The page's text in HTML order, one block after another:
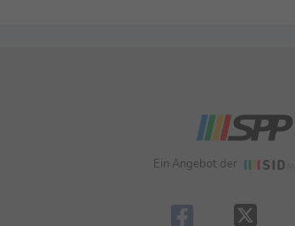
Ein Angebot der